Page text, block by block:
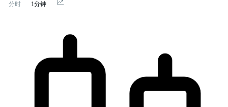
分时 1分钟